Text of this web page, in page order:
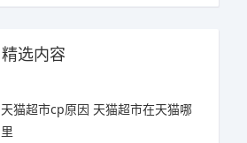
精选内容
天猫超市cp原因 天猫超市在天猫哪
里